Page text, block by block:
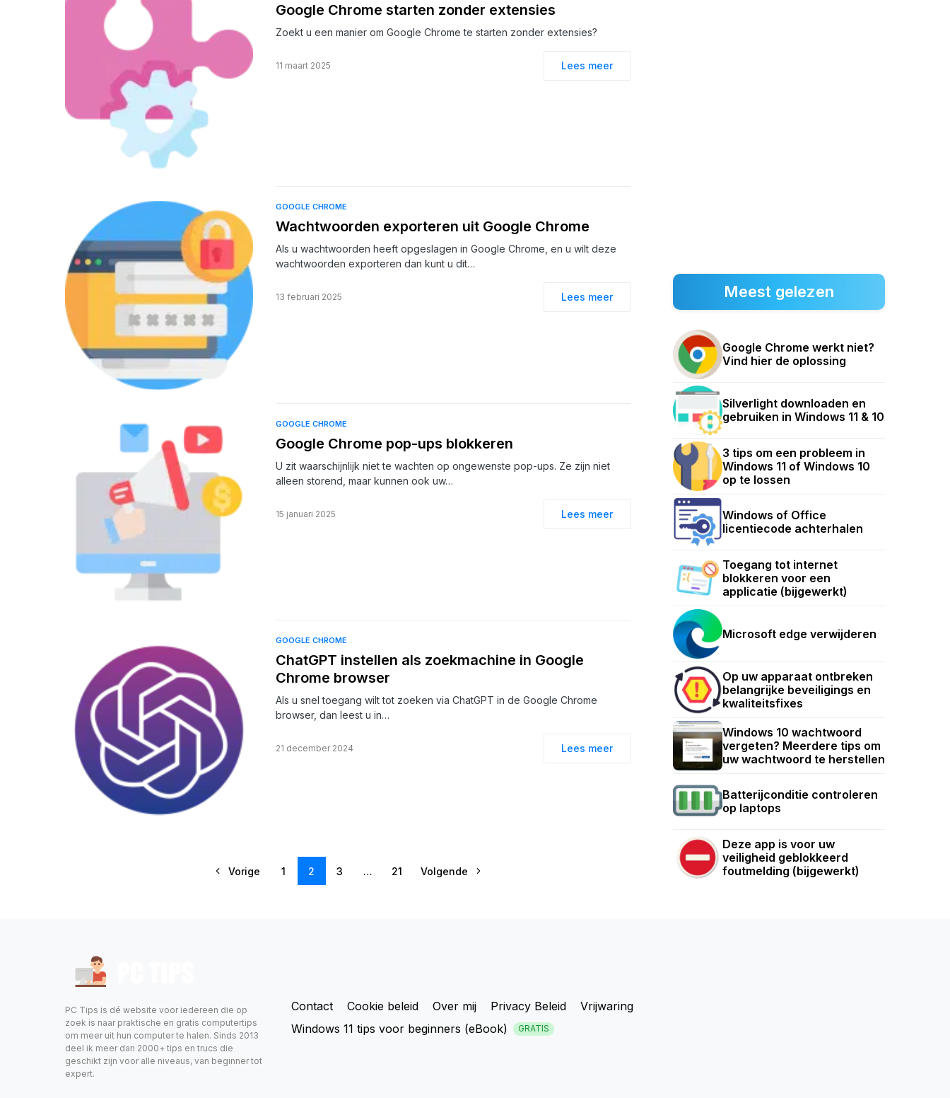
Google Chrome starten zonder extensies
Zoekt u een manier om Google Chrome te starten zonder extensies?
11 maart 2025 Lees meer
GOOGLE CHROME
Wachtwoorden exporteren uit Google Chrome
Als u wachtwoorden heeft opgeslagen in Google Chrome, en u wilt deze
wachtwoorden exporteren dan kunt u dit…
13 februari 2025 Lees meer
GOOGLE CHROME
Google Chrome pop-ups blokkeren
U zit waarschijnlijk niet te wachten op ongewenste pop-ups. Ze zijn niet
alleen storend, maar kunnen ook uw…
15 januari 2025 Lees meer
GOOGLE CHROME
ChatGPT instellen als zoekmachine in Google
Chrome browser
Als u snel toegang wilt tot zoeken via ChatGPT in de Google Chrome
browser, dan leest u in…
21 december 2024 Lees meer
Vorige 1 2 3 … 21 Volgende
Meest gelezen
Google Chrome werkt niet?
Vind hier de oplossing
Silverlight downloaden en
gebruiken in Windows 11 & 10
3 tips om een probleem in
Windows 11 of Windows 10
op te lossen
Windows of Office
licentiecode achterhalen
Toegang tot internet
blokkeren voor een
applicatie (bijgewerkt)
Microsoft edge verwijderen
Op uw apparaat ontbreken
belangrijke beveiligings en
kwaliteitsfixes
Windows 10 wachtwoord
vergeten? Meerdere tips om
uw wachtwoord te herstellen
Batterijconditie controleren
op laptops
Deze app is voor uw
veiligheid geblokkeerd
foutmelding (bijgewerkt)
PC Tips is dé website voor iedereen die op
zoek is naar praktische en gratis computertips
om meer uit hun computer te halen. Sinds 2013
deel ik meer dan 2000+ tips en trucs die
geschikt zijn voor alle niveaus, van beginner tot
expert.
Contact Cookie beleid Over mij Privacy Beleid
Vrijwaring
Windows 11 tips voor beginners (eBook)
GRATIS